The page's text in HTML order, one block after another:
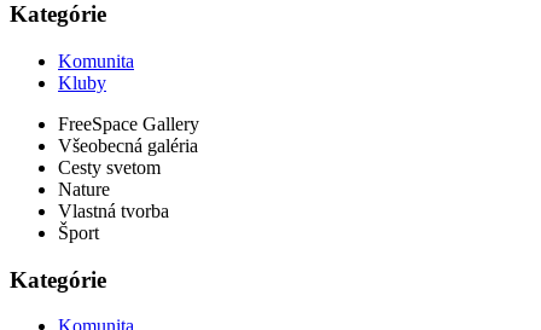
Kategórie
Komunita
Kluby
FreeSpace Gallery
Všeobecná galéria
Cesty svetom
Nature
Vlastná tvorba
Šport
Kategórie